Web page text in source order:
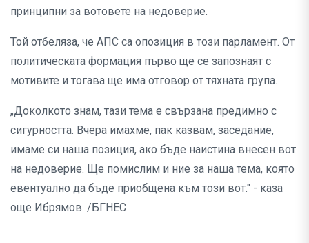
принципни за вотовете на недоверие.
Той отбеляза, че АПС са опозиция в този парламент. От
политическата формация първо ще се запознаят с
мотивите и тогава ще има отговор от тяхната група.
„Доколкото знам, тази тема е свързана предимно с
сигурността. Вчера имахме, пак казвам, заседание,
имаме си наша позиция, ако бъде наистина внесен вот
на недоверие. Ще помислим и ние за наша тема, която
евентуално да бъде приобщена към този вот." - каза
още Ибрямов. /БГНЕС